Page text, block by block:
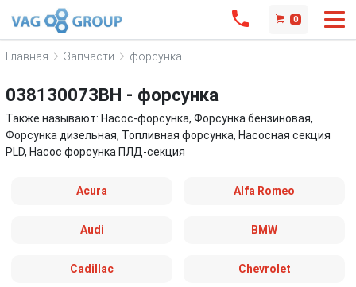
0
Главная Запчасти форсунка
038130073BH - форсунка
Также называют: Насос-форсунка, Форсунка бензиновая,
Форсунка дизельная, Топливная форсунка, Насосная секция
PLD, Насос форсунка ПЛД-секция
Acura Alfa Romeo
Audi BMW
Cadillac Chevrolet